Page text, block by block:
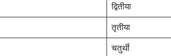
द्वितीया
तृतीया
चतुर्थी